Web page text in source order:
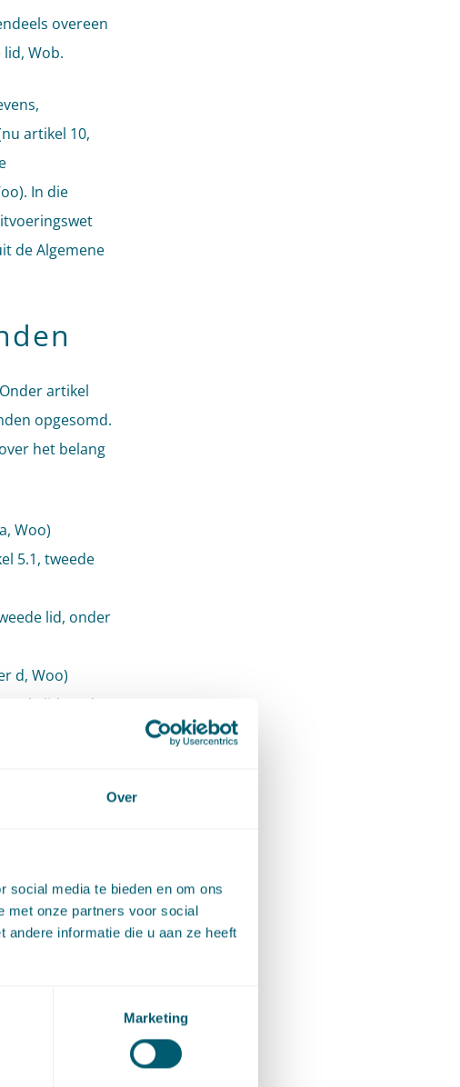
Over
social media te bieden en om ons
met onze partners voor social
andere informatie die u aan ze heeft
Marketing
overeen
Wob.
artikel 10,
In die
de Algemene
artikel
opgesomd.
het belang
Woo)
5.1, tweede
lid, onder
d, Woo)
lid, onder
lid, onder i,
zijn
a tot en met